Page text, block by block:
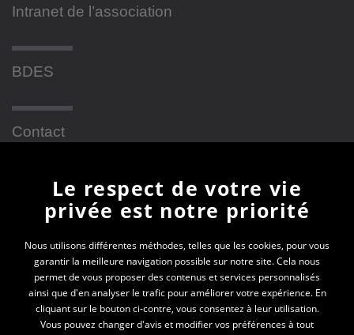
Intranet de l’association
BDES
Contact
Newsletter
En vous inscrivant à la newsletter, vous recevrez
toutes les actualités des PEP 69
Votre e-mail*
Le respect de votre vie
privée est notre priorité
Nous utilisons différentes méthodes, telles que les cookies, pour vous
garantir la meilleure navigation possible sur notre site. Cela nous
permet de vous proposer des contenus et services personnalisés
ainsi que d'en analyser le trafic pour améliorer votre expérience. En
cliquant sur le bouton ci-contre, vous consentez à leur utilisation.
Vous pouvez changer d'avis et modifier vos préférences à tout